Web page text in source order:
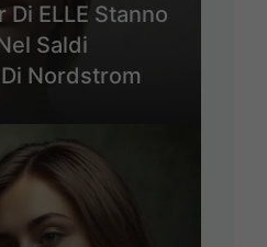
Di ELLE Stanno
Saldi
Nordstrom